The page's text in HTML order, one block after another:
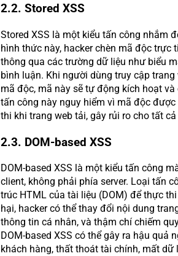
2.2. Stored XSS
Stored XSS là một kiểu tấn công nhắm
hình thức này, hacker chèn mã độc trực
thông qua các trường dữ liệu như biểu
bình luận. Khi người dùng truy cập
mã độc, mã này sẽ tự động kích hoạt
tấn công này nguy hiểm vì mã độc
thi khi trang web tải, gây rủi ro cho tất
2.3. DOM-based XSS
DOM-based XSS là một kiểu tấn công
client, không phải phía server. Loại tấn
trúc HTML của tài liệu (DOM) để thực
hại, hacker có thể thay đổi nội dung
thông tin cá nhân, và thậm chí chiếm
DOM-based XSS có thể gây ra hậu quả
khách hàng, thất thoát tài chính, mất dữ